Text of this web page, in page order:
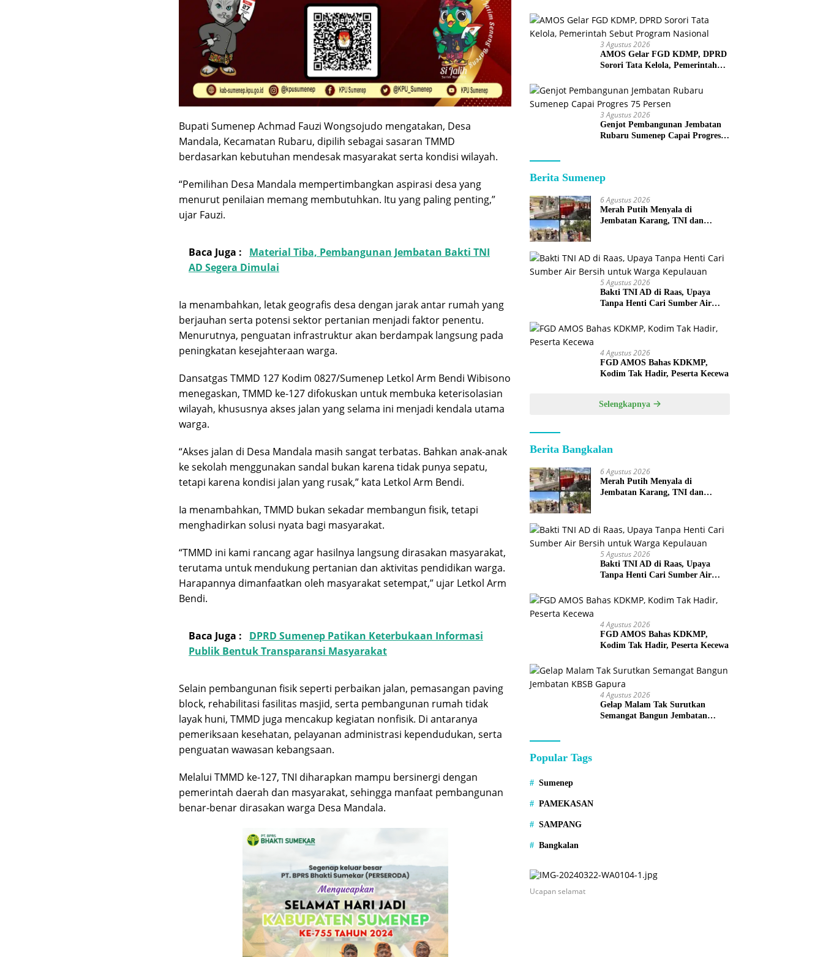
Bupati Sumenep Achmad Fauzi Wongsojudo mengatakan, Desa
Mandala, Kecamatan Rubaru, dipilih sebagai sasaran TMMD
berdasarkan kebutuhan mendesak masyarakat serta kondisi wilayah.
“Pemilihan Desa Mandala mempertimbangkan aspirasi desa yang
menurut penilaian memang membutuhkan. Itu yang paling penting,”
ujar Fauzi.
Baca Juga :
Material Tiba, Pembangunan Jembatan Bakti TNI
AD Segera Dimulai
Ia menambahkan, letak geografis desa dengan jarak antar rumah yang
berjauhan serta potensi sektor pertanian menjadi faktor penentu.
Menurutnya, penguatan infrastruktur akan berdampak langsung pada
peningkatan kesejahteraan warga.
Dansatgas TMMD 127 Kodim 0827/Sumenep Letkol Arm Bendi Wibisono
menegaskan, TMMD ke-127 difokuskan untuk membuka keterisolasian
wilayah, khususnya akses jalan yang selama ini menjadi kendala utama
warga.
“Akses jalan di Desa Mandala masih sangat terbatas. Bahkan anak-anak
ke sekolah menggunakan sandal bukan karena tidak punya sepatu,
tetapi karena kondisi jalan yang rusak,” kata Letkol Arm Bendi.
Ia menambahkan, TMMD bukan sekadar membangun fisik, tetapi
menghadirkan solusi nyata bagi masyarakat.
“TMMD ini kami rancang agar hasilnya langsung dirasakan masyarakat,
terutama untuk mendukung pertanian dan aktivitas pendidikan warga.
Harapannya dimanfaatkan oleh masyarakat setempat,” ujar Letkol Arm
Bendi.
Baca Juga :
DPRD Sumenep Patikan Keterbukaan Informasi
Publik Bentuk Transparansi Masyarakat
Selain pembangunan fisik seperti perbaikan jalan, pemasangan paving
block, rehabilitasi fasilitas masjid, serta pembangunan rumah tidak
layak huni, TMMD juga mencakup kegiatan nonfisik. Di antaranya
pemeriksaan kesehatan, pelayanan administrasi kependudukan, serta
penguatan wawasan kebangsaan.
Melalui TMMD ke-127, TNI diharapkan mampu bersinergi dengan
pemerintah daerah dan masyarakat, sehingga manfaat pembangunan
benar-benar dirasakan warga Desa Mandala.
3 Agustus 2026
AMOS Gelar FGD KDMP, DPRD
Sorori Tata Kelola, Pemerintah
3 Agustus 2026
Genjot Pembangunan Jembatan
Rubaru Sumenep Capai Progres
Berita Sumenep
6 Agustus 2026
Merah Putih Menyala di
Jembatan Karang, TNI dan
5 Agustus 2026
Bakti TNI AD di Raas, Upaya
Tanpa Henti Cari Sumber Air
4 Agustus 2026
FGD AMOS Bahas KDKMP,
Kodim Tak Hadir, Peserta Kecewa
Selengkapnya
Berita Bangkalan
6 Agustus 2026
Merah Putih Menyala di
Jembatan Karang, TNI dan
5 Agustus 2026
Bakti TNI AD di Raas, Upaya
Tanpa Henti Cari Sumber Air
4 Agustus 2026
FGD AMOS Bahas KDKMP,
Kodim Tak Hadir, Peserta Kecewa
4 Agustus 2026
Gelap Malam Tak Surutkan
Semangat Bangun Jembatan
Popular Tags
Sumenep
PAMEKASAN
SAMPANG
Bangkalan
Ucapan selamat